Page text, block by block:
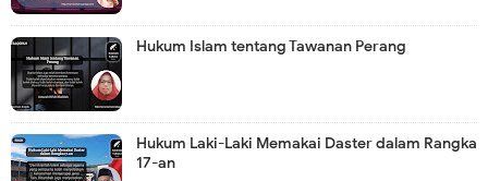
Hukum Islam tentang Tawanan Perang
Hukum Laki-Laki Memakai Daster dalam Rangka
17-an